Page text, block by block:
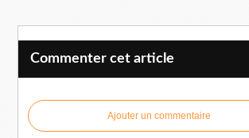
Commenter cet article
Ajouter un commentaire